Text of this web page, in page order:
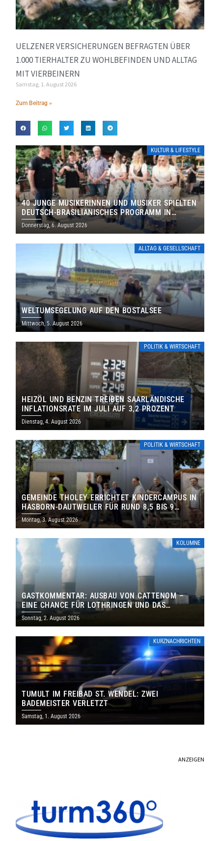
UELZENER VERSICHERUNGEN BEFRAGTEN ÜBER
1.000 TIERHALTER ZU WOHLBEFINDEN UND ALLTAG
MIT VIERBEINERN
Samstag, 1. August 2026
Zum Beitrag »
KULTUR & LIFESTYLE
40 JUNGE MUSIKERINNEN UND MUSIKER SPIELTEN
DEUTSCH-BRASILIANISCHES PROGRAMM IN
THOLEY
Donnerstag, 6. August 2026
ALLTAG & GESELLSCHAFT
WELTUMSEGELUNG AUF DEN BOSTALSEE
Mittwoch, 5. August 2026
POLITIK & WIRTSCHAFT
HEIZÖL UND BENZIN TREIBEN SAARLÄNDISCHE
INFLATIONSRATE IM JULI AUF 3,2 PROZENT
Dienstag, 4. August 2026
POLITIK & WIRTSCHAFT
GEMEINDE THOLEY ERRICHTET KINDERCAMPUS IN
HASBORN-DAUTWEILER FÜR RUND 8,5 BIS 9
MILLIONEN EURO
Montag, 3. August 2026
KOLUMNE
GASTKOMMENTAR: AUSBAU VON CATTENOM –
EINE CHANCE FÜR LOTHRINGEN UND DAS
SAARLAND
Sonntag, 2. August 2026
KURZNACHRICHTEN
TUMULT IM FREIBAD ST. WENDEL: ZWEI
BADEMEISTER VERLETZT
Samstag, 1. August 2026
ANZEIGEN